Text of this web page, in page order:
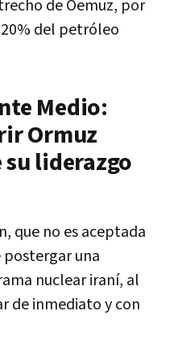
de Oemuz, por
del petróleo
Medio:
Ormuz
liderazgo
que no es aceptada
una
nuclear iraní, al
de inmediato y con